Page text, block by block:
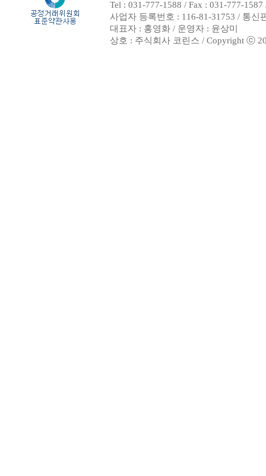
Tel : 031-777-1588 / Fax : 031-777-
사업자 등록번호 : 116-81-31753 / 통신
대표자 : 홍영화 / 운영자 : 윤상미
상호 : 주식회사 코린스 / Copyright ⓒ